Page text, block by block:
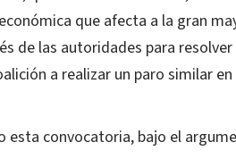
que afecta a la gran
de las autoridades para
a realizar un paro similar
esta convocatoria, bajo el